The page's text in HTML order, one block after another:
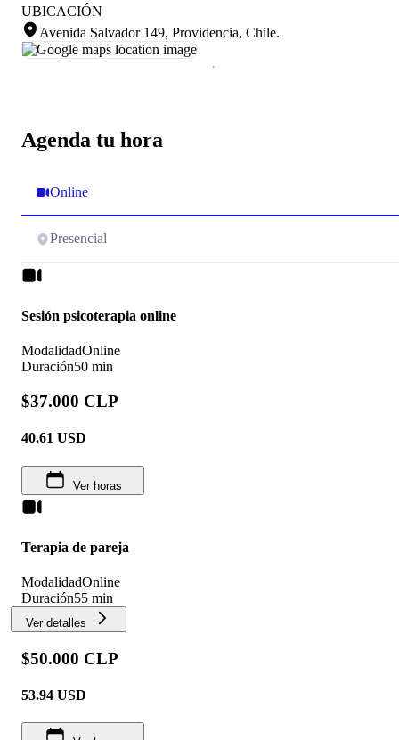
Agenda tu hora
Online
Presencial
Sesión psicoterapia online
ModalidadOnline
Duración50 min
$37.000 CLP
40.61 USD
Ver horas
Terapia de pareja
ModalidadOnline
Duración55 min
Ver detalles
$50.000 CLP
53.94 USD
UBICACIÓN
Avenida Salvador 149, Providencia, Chile.